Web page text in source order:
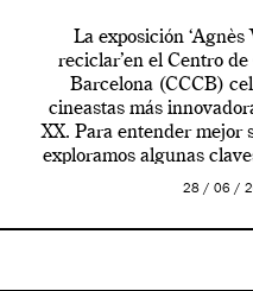
La exposición
reciclar’en el Centro
Barcelona (CCCB)
cineastas más
XX. Para entender mejor
exploramos algunas
de entender la vida, el
28 / 06 /